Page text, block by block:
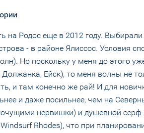
на Родос еще в 2012 году.
- в районе Ялиссос. Условия
Но поскольку у меня до этого
Ейск), то меня волны не
и там конечно же рай! И для
и даже посильнее, чем на
нервишки) и душевной
Rhodes), что при